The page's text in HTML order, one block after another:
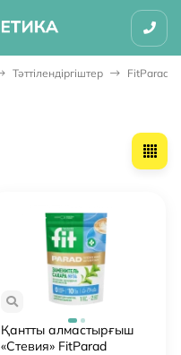
Тәттілендіргіштер FitParade
Қантты алмастырғыш
«Стевия» FitParad